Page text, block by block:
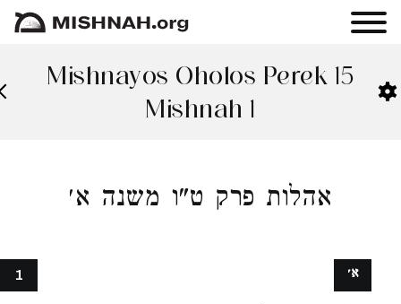
Mishnayos Oholos Perek 15
Mishnah 1
אהלות פרק ט"ו משנה א׳
1 א׳